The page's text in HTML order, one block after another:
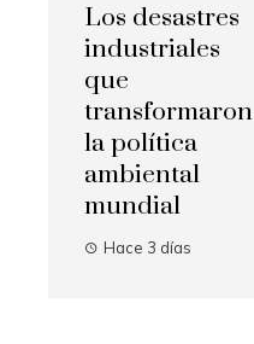
Los desastres
industriales
que
transformaron
la política
ambiental
mundial
Hace 3 días